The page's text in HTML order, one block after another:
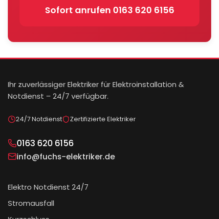
Sofort anrufen 0163 620 6156
Ihr zuverlässiger Elektriker für Elektroinstallation &
Notdienst – 24/7 verfügbar.
24/7 Notdienst Zertifizierte Elektriker
0163 620 6156
info@fuchs-elektriker.de
Elektro Notdienst 24/7
Stromausfall